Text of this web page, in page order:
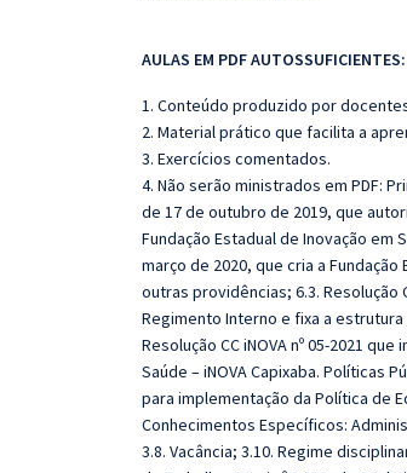
AULAS EM PDF AUTOSSUFICIENTES:
1. Conteúdo produzido por
2. Material prático que facilita a
3. Exercícios comentados.
4. Não serão ministrados em PDF:
de 17 de outubro de 2019, que
Fundação Estadual de Inovação em
março de 2020, que cria a
outras providências; 6.3. Resolução
Regimento Interno e fixa a estrutura
Resolução CC iNOVA nº 05-2021
Saúde – iNOVA Capixaba. Políticas
para implementação da Política de
Conhecimentos Específicos:
3.8. Vacância; 3.10. Regime